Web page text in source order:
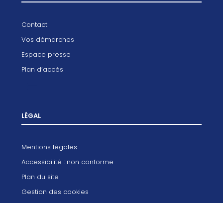
Contact
Vos démarches
Espace presse
Plan d’accès
LÉGAL
Mentions légales
Accessibilité : non conforme
Plan du site
Gestion des cookies